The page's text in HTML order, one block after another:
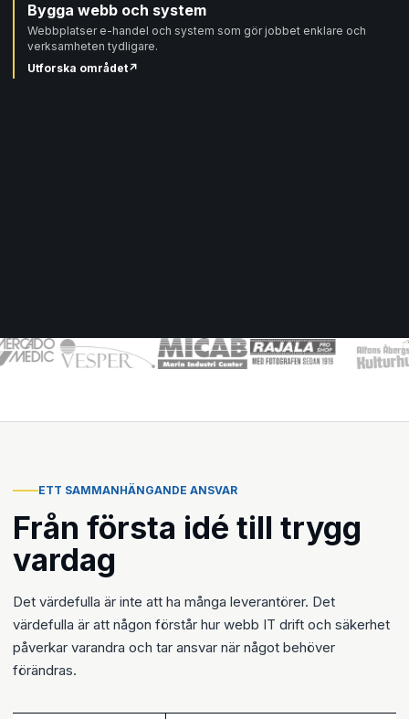
Bygga webb och system
Webbplatser e-handel och system som gör jobbet enklare och
verksamheten tydligare.
Utforska området↗
ETT SAMMANHÄNGANDE ANSVAR
Från första idé till trygg
vardag
Det värdefulla är inte att ha många leverantörer. Det
värdefulla är att någon förstår hur webb IT drift och säkerhet
påverkar varandra och tar ansvar när något behöver
förändras.